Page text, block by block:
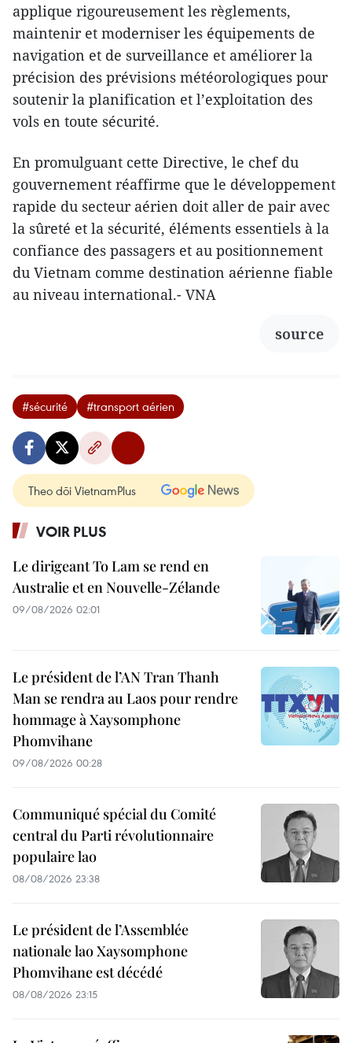
applique rigoureusement les règlements,
maintenir et moderniser les équipements de
navigation et de surveillance et améliorer la
précision des prévisions météorologiques pour
soutenir la planification et l’exploitation des
vols en toute sécurité.
En promulguant cette Directive, le chef du
gouvernement réaffirme que le développement
rapide du secteur aérien doit aller de pair avec
la sûreté et la sécurité, éléments essentiels à la
confiance des passagers et au positionnement
du Vietnam comme destination aérienne fiable
au niveau international.- VNA
source
#sécurité #transport aérien
Theo dõi VietnamPlus
VOIR PLUS
Le dirigeant To Lam se rend en
Australie et en Nouvelle-Zélande
09/08/2026 02:01
Le président de l’AN Tran Thanh
Man se rendra au Laos pour rendre
hommage à Xaysomphone
Phomvihane
09/08/2026 00:28
Communiqué spécial du Comité
central du Parti révolutionnaire
populaire lao
08/08/2026 23:38
Le président de l’Assemblée
nationale lao Xaysomphone
Phomvihane est décédé
08/08/2026 23:15